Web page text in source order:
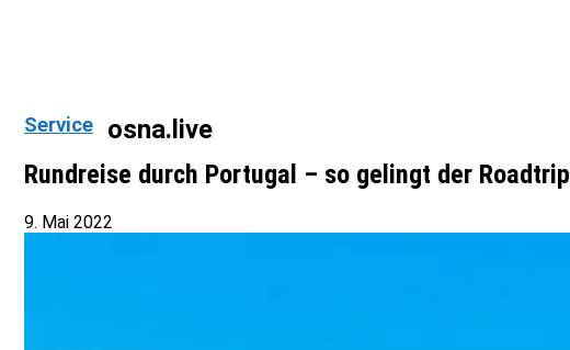
osna.live
Service
Rundreise durch Portugal – so gelingt der Roadtrip
9. Mai 2022